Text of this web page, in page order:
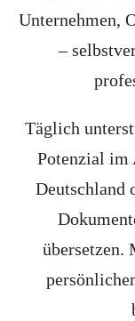
Unternehmen,
–
Täglich
Potenzial im
Deutschland
übersetzen.